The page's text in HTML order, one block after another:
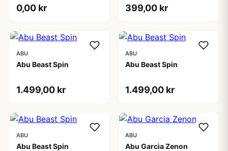
0,00 kr 399,00 kr
ABU
Abu Beast Spin
1.499,00 kr
ABU
Abu Beast Spin
1.499,00 kr
ABU
Abu Beast Spin
ABU
Abu Garcia Zenon